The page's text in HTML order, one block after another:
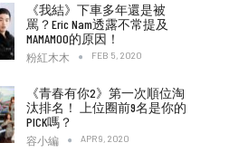
《我結》下車多年還是被
罵？Eric Nam透露不常提及
MAMAMOO的原因！
粉紅木木 FEB 5, 2020
《青春有你2》第一次順位淘
汰排名！ 上位圈前9名是你的
PICK嗎？
容小編 APR 9, 2020